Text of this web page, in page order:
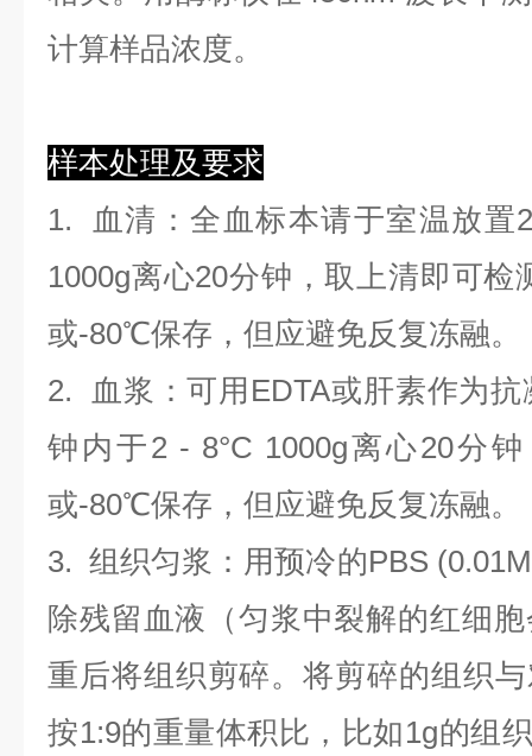
计算样品浓度。
样本处理及要求
1.
血清 ：全血标本请于室温放
1000g离心20分钟，取上清即可
或-80℃保存，但应避免反复冻融。
2.
血浆 ：可用EDTA或肝素作为
钟内于2 - 8°C 1000g离心20分
或-80℃保存，但应避免反复冻融。
3.组织匀浆 ：用预冷的PBS
除残留血液（匀浆中裂解的红细
重后将组织剪碎。将剪碎的组织
按1:9的重量体积比，比如1g的组